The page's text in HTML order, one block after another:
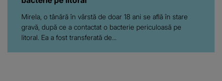
Mirela, o tânără în vârstă de doar 18 ani se află în stare
gravă, după ce a contactat o bacterie periculoasă pe
litoral. Ea a fost transferată de...